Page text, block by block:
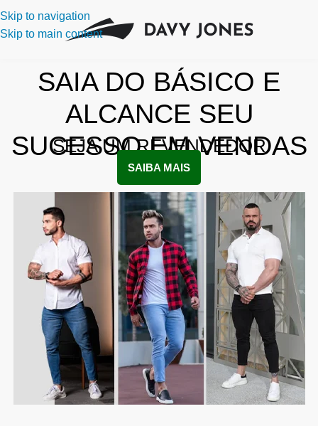
Skip to navigation
Skip to main content
SAIA DO BÁSICO E
ALCANCE SEU
SUCESSO EM VENDAS
SEJA UM REVENDEDOR
SAIBA MAIS